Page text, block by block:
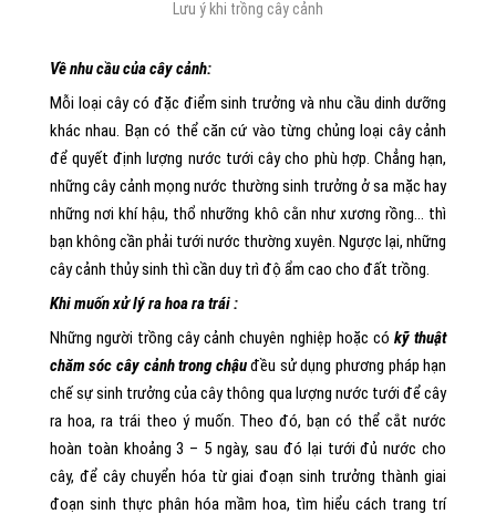
Lưu ý khi trồng cây cảnh
Về nhu cầu của cây cảnh:
Mỗi loại cây có đặc điểm sinh trưởng và nhu cầu dinh dưỡng
khác nhau. Bạn có thể căn cứ vào từng chủng loại cây cảnh
để quyết định lượng nước tưới cây cho phù hợp. Chẳng hạn,
những cây cảnh mọng nước thường sinh trưởng ở sa mặc hay
những nơi khí hậu, thổ nhưỡng khô cằn như xương rồng… thì
bạn không cần phải tưới nước thường xuyên. Ngược lại, những
cây cảnh thủy sinh thì cần duy trì độ ẩm cao cho đất trồng.
Khi muốn xử lý ra hoa ra trái :
Những người trồng cây cảnh chuyên nghiệp hoặc cókỹ thuật
chăm sóc cây cảnh trong chậuđều sử dụng phương pháp hạn
chế sự sinh trưởng của cây thông qua lượng nước tưới để cây
ra hoa, ra trái theo ý muốn. Theo đó, bạn có thể cắt nước
hoàn toàn khoảng 3 – 5 ngày, sau đó lại tưới đủ nước cho
cây, để cây chuyển hóa từ giai đoạn sinh trưởng thành giai
đoạn sinh thực phân hóa mầm hoa, tìm hiểu cách trang trí